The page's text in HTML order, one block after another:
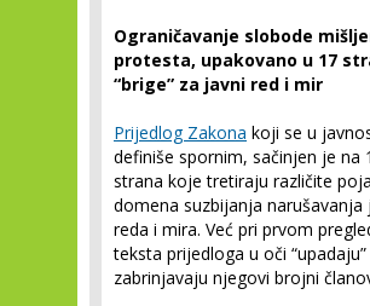
Ograničavanje slobode
protesta, upakovano u 17
“brige” za javni red i mir
Prijedlog Zakona koji se u
definiše spornim, sačinjen je na
strana koje tretiraju različite
domena suzbijanja narušavanja
reda i mira. Već pri prvom
teksta prijedloga u oči “upadaju”
zabrinjavaju njegovi brojni